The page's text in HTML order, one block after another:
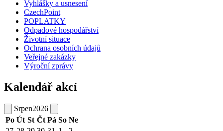
Vyhlášky a usnesení
CzechPoint
POPLATKY
Odpadové hospodářství
Životní situace
Ochrana osobních údajů
Veřejné zakázky
Výroční zprávy
Kalendář akcí
Srpen2026
Po Út St Čt Pá So Ne